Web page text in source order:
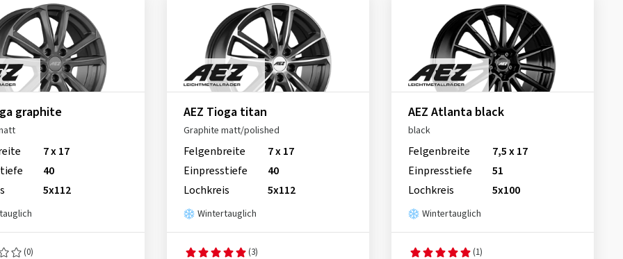
graphite
7 x 17
40
5x112
(0)
AEZ Tioga titan
Graphite matt/polished
Felgenbreite
7 x 17
Einpresstiefe
40
Lochkreis
5x112
Wintertauglich
(3)
AEZ Atlanta black
black
Felgenbreite
7,5 x 17
Einpresstiefe
51
Lochkreis
5x100
Wintertauglich
(1)